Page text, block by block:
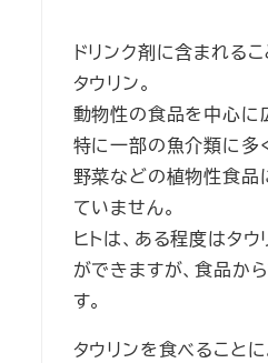
ドリンク剤に含まれる
タウリン。
動物性の食品を中心に
特に一部の魚介類に多
野菜などの植物性食品
ていません。
ヒトは、ある程度はタ
ができますが、食品か
す。
タウリンを食べること